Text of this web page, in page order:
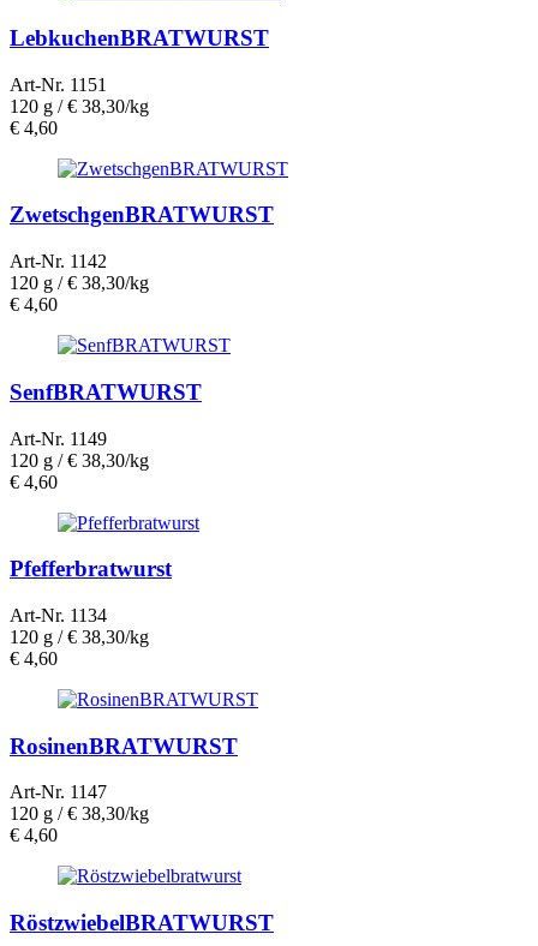
LebkuchenBRATWURST
Art-Nr. 1151
120 g /€ 38,30/kg
€ 4,60
ZwetschgenBRATWURST
Art-Nr. 1142
120 g /€ 38,30/kg
€ 4,60
SenfBRATWURST
Art-Nr. 1149
120 g /€ 38,30/kg
€ 4,60
Pfefferbratwurst
Art-Nr. 1134
120 g /€ 38,30/kg
€ 4,60
RosinenBRATWURST
Art-Nr. 1147
120 g /€ 38,30/kg
€ 4,60
RöstzwiebelBRATWURST